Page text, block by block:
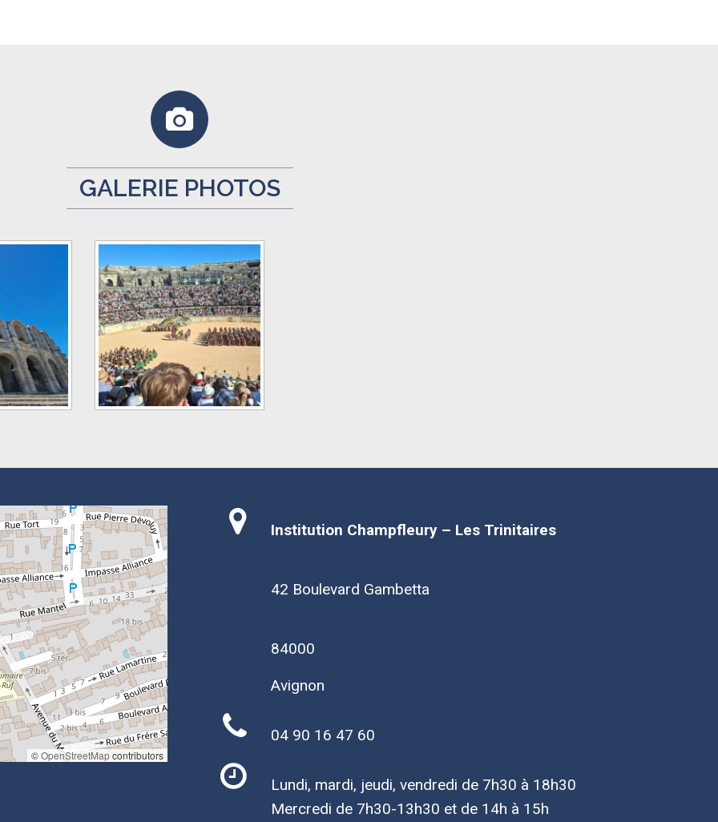
GALERIE PHOTOS
©OpenStreetMapcontributors
Institution Champfleury – Les Trinitaires
42 Boulevard Gambetta
84000
Avignon
04 90 16 47 60
Lundi, mardi, jeudi, vendredi de 7h30 à 18h30
Mercredi de 7h30-13h30 et de 14h à 15h